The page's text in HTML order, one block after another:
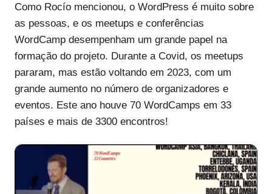
Como Rocío mencionou, o WordPress é muito sobre
as pessoas, e os meetups e conferências
WordCamp desempenham um grande papel na
formação do projeto. Durante a Covid, os meetups
pararam, mas estão voltando em 2023, com um
grande aumento no número de organizadores e
eventos. Este ano houve 70 WordCamps em 33
países e mais de 3300 encontros!